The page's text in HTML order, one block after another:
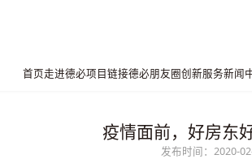
首页走进德必项目链接德必朋友圈创新服务新闻
疫情面前，好房东
发布时间：2020-